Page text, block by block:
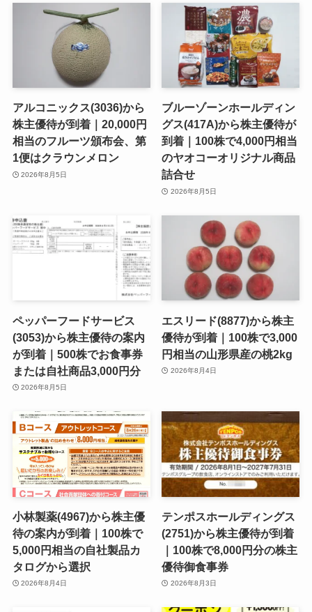
アルコニックス(3036)から
株主優待が到着｜20,000円
相当のフルーツ頒布会、第
1便はクラウンメロン
2026年8月5日
ブルーゾーンホールディン
グス(417A)から株主優待が
到着｜100株で4,000円相当
のヤオコーオリジナル商品
詰合せ
2026年8月5日
ペッパーフードサービス
(3053)から株主優待の案内
が到着｜500株でお食事券
または自社商品3,000円分
2026年8月5日
エスリード(8877)から株主
優待が到着｜100株で3,000
円相当の山形県産の桃2kg
2026年8月4日
小林製薬(4967)から株主優
待の案内が到着｜100株で
5,000円相当の自社製品カ
タログから選択
2026年8月4日
テンポスホールディングス
(2751)から株主優待が到着
｜100株で8,000円分の株主
優待御食事券
2026年8月3日